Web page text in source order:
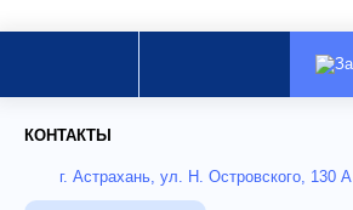
КОНТАКТЫ
г. Астрахань, ул. Н. Островского, 130 А